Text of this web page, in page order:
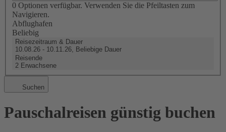
0 Optionen verfügbar. Verwenden Sie die Pfeiltasten zum
Navigieren.
Abflughafen
Beliebig
Reisezeitraum & Dauer
10.08.26 - 10.11.26, Beliebige Dauer
Reisende
2 Erwachsene
Suchen
Pauschalreisen günstig buchen